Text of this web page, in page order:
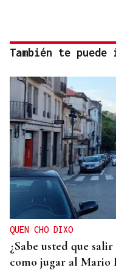
También te
QUEN CHO DIXO
¿Sabe usted que
como jugar al Mario